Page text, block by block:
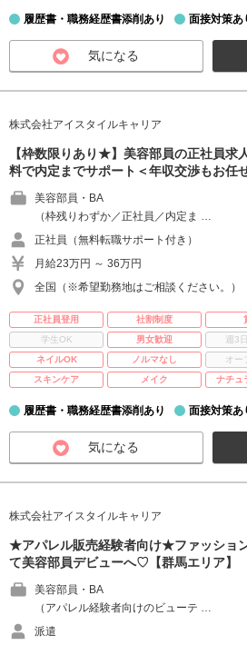
履歴書・職務経歴書添削あり 面接対策あ
気になる
株式会社アイスタイルキャリア
【枠数限りあり★】美容部員の正社員
料で内定までサポート＜年収交渉もお任
美容部員・BA
（枠残りわずか／正社員／内定ま …
正社員（無料転職サポート付き）
月給23万円 ～ 36万円
全国（※希望勤務地はご相談ください。）
正社員登用 社割制度
学生OK
男女歓迎 週3
ネイルOK
ノルマなし オー
スキンケア
メイク ナチュ
履歴書・職務経歴書添削あり 面接対策あ
気になる
株式会社アイスタイルキャリア
★アパレル販売経験者向け★ファッショ
て美容部員デビューへ♡【群馬エリア】
美容部員・BA
（アパレル経験者向けのビューテ …
派遣